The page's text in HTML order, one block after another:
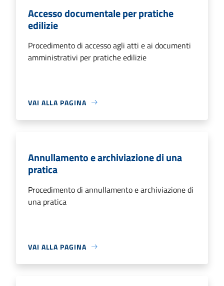
Accesso documentale per pratiche
edilizie
Procedimento di accesso agli atti e ai documenti
amministrativi per pratiche edilizie
VAI ALLA PAGINA
Annullamento e archiviazione di una
pratica
Procedimento di annullamento e archiviazione di
una pratica
VAI ALLA PAGINA